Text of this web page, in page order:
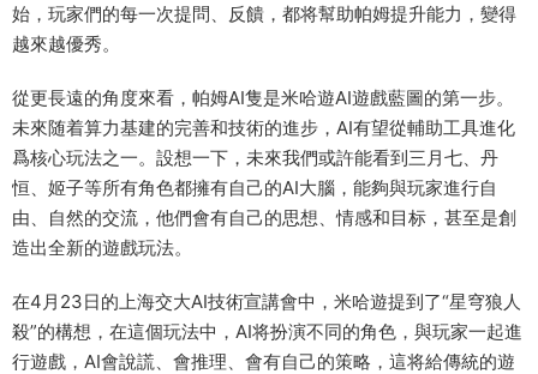
始，玩家們的每一次提問、反饋，都将幫助帕姆提升能力，變得
越來越優秀。
從更長遠的角度來看，帕姆AI隻是米哈遊AI遊戲藍圖的第一步。
未來随着算力基建的完善和技術的進步，AI有望從輔助工具進化
爲核心玩法之一。設想一下，未來我們或許能看到三月七、丹
恒、姬子等所有角色都擁有自己的AI大腦，能夠與玩家進行自
由、自然的交流，他們會有自己的思想、情感和目标，甚至是創
造出全新的遊戲玩法。
在4月23日的上海交大AI技術宣講會中，米哈遊提到了“星穹狼人
殺”的構想，在這個玩法中，AI将扮演不同的角色，與玩家一起進
行遊戲，AI會說謊、會推理、會有自己的策略，這将給傳統的遊